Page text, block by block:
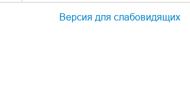
Версия для слабовидящих